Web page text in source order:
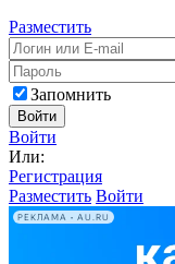
Разместить
Запомнить
Войти
Войти
Или:
Регистрация
Разместить Войти
РЕКЛАМА • AU.RU